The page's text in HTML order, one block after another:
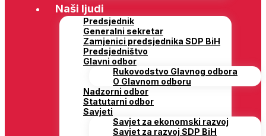
Naši ljudi
Predsjednik
Generalni sekretar
Zamjenici predsjednika SDP BiH
Predsjedništvo
Glavni odbor
Rukovodstvo Glavnog odbora
O Glavnom odboru
Nadzorni odbor
Statutarni odbor
Savjeti
Savjet za ekonomski razvoj
Savjet za razvoj SDP BiH